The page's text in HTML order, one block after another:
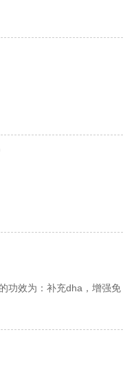
功效为：补充dha，增强免